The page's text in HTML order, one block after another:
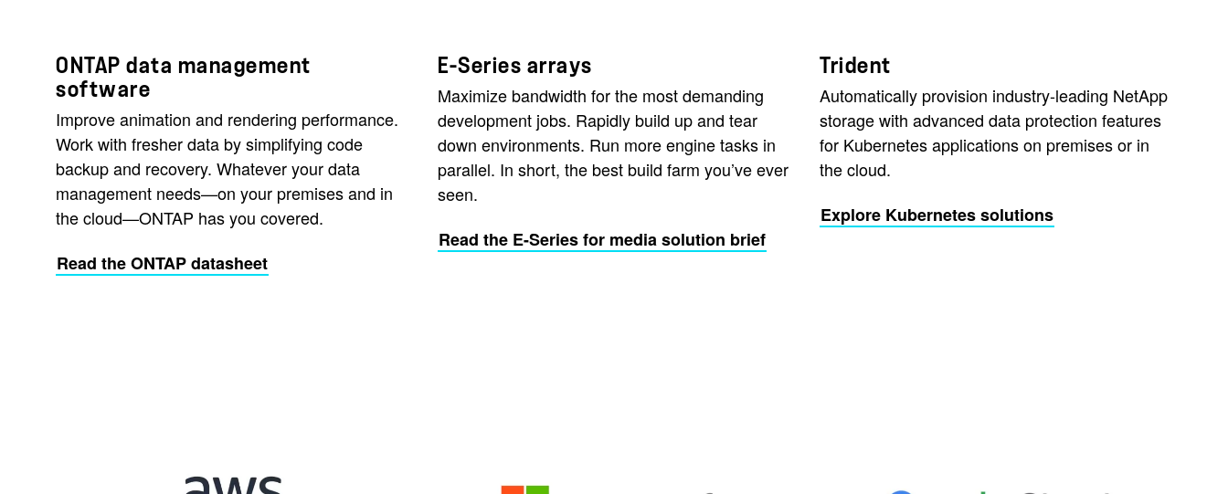
ONTAP data management
software
Improve animation and rendering performance.
Work with fresher data by simplifying code
backup and recovery. Whatever your data
management needs—on your premises and in
the cloud—ONTAP has you covered.
Read the ONTAP datasheet
E-Series arrays
Maximize bandwidth for the most demanding
development jobs. Rapidly build up and tear
down environments. Run more engine tasks in
parallel. In short, the best build farm you’ve ever
seen.
Read the E-Series for media solution brief
Trident
Automatically provision industry-leading NetApp
storage with advanced data protection features
for Kubernetes applications on premises or in
the cloud.
Explore Kubernetes solutions